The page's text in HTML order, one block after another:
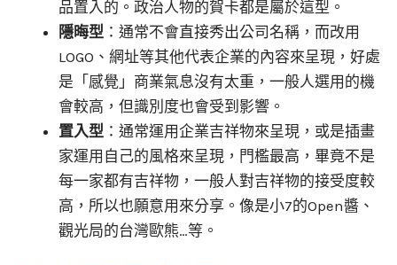
品置入的。政治人物的賀卡都是屬於這型。
隱晦型 ：通常不會直接秀出公司名稱，而改用
LOGO、網址等其他代表企業的內容來呈現，好處
是「感覺」商業氣息沒有太重，一般人選用的機
會較高，但識別度也會受到影響。
置入型 ：通常運用企業吉祥物來呈現，或是插畫
家運用自己的風格來呈現，門檻最高，畢竟不是
每一家都有吉祥物，一般人對吉祥物的接受度較
高，所以也願意用來分享。像是小7的Open醬、
觀光局的台灣歐熊…等。